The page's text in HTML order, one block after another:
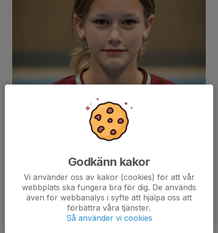
Godkänn kakor
Vi använder oss av kakor (cookies) för att vår
webbplats ska fungera bra för dig. De används
även för webbanalys i syfte att hjälpa oss att
förbättra våra tjänster.
Så använder vi cookies